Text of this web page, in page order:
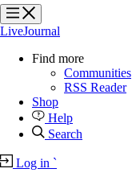
?
?
LiveJournal
Find more
Communities
RSS Reader
Shop
Help
Search
Log in `